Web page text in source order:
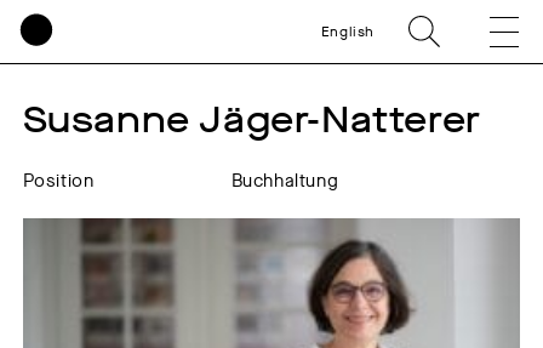
English
Susanne Jäger-Natterer
Position Buchhaltung